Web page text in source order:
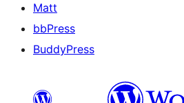
Matt
bbPress
BuddyPress